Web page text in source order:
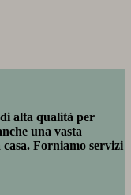
di alta qualità per
una vasta
Forniamo servizi